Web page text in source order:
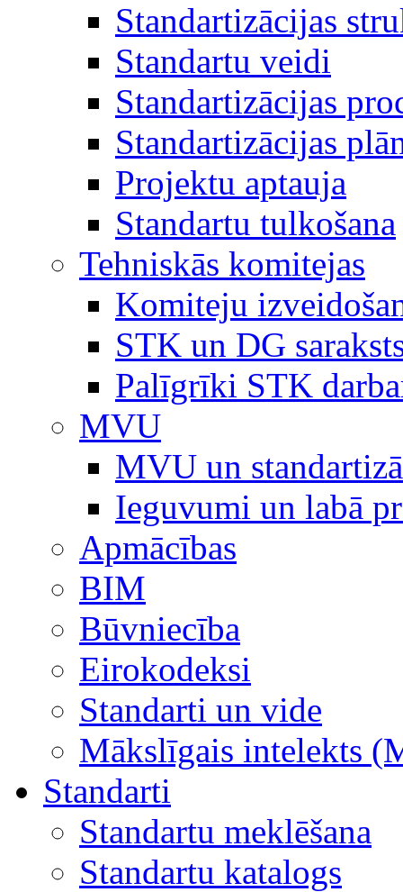
Standartizācijas
Standartu veidi
Standartizācijas
Standartizācijas
Projektu aptauja
Standartu tulkošana
Tehniskās komitejas
Komiteju
STK un DG
Palīgrīki STK
MVU
MVU un
Ieguvumi un labā
Apmācības
BIM
Būvniecība
Eirokodeksi
Standarti un vide
Mākslīgais intelekts
Standarti
Standartu meklēšana
Standartu katalogs